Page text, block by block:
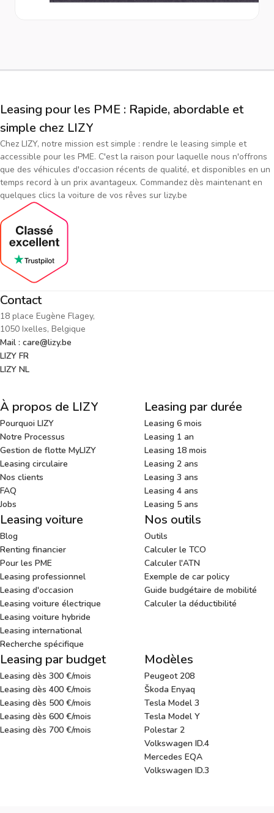
Leasing pour les PME : Rapide, abordable et
simple chez LIZY
Chez LIZY, notre mission est simple : rendre le leasing simple et
accessible pour les PME. C'est la raison pour laquelle nous n'offrons
que des véhicules d'occasion récents de qualité, et disponibles en un
temps record à un prix avantageux. Commandez dès maintenant en
quelques clics la voiture de vos rêves sur lizy.be
Contact
18 place Eugène Flagey,
1050 Ixelles, Belgique
Mail : care@lizy.be
LIZY FR
LIZY NL
À propos de LIZY
Pourquoi LIZY
Notre Processus
Gestion de flotte MyLIZY
Leasing circulaire
Nos clients
FAQ
Jobs
Leasing par durée
Leasing 6 mois
Leasing 1 an
Leasing 18 mois
Leasing 2 ans
Leasing 3 ans
Leasing 4 ans
Leasing 5 ans
Leasing voiture
Blog
Renting financier
Pour les PME
Leasing professionnel
Leasing d'occasion
Leasing voiture électrique
Leasing voiture hybride
Leasing international
Recherche spécifique
Nos outils
Outils
Calculer le TCO
Calculer l'ATN
Exemple de car policy
Guide budgétaire de mobilité
Calculer la déductibilité
Leasing par budget
Leasing dès 300 €/mois
Leasing dès 400 €/mois
Leasing dès 500 €/mois
Leasing dès 600 €/mois
Leasing dès 700 €/mois
Modèles
Peugeot 208
Škoda Enyaq
Tesla Model 3
Tesla Model Y
Polestar 2
Volkswagen ID.4
Mercedes EQA
Volkswagen ID.3